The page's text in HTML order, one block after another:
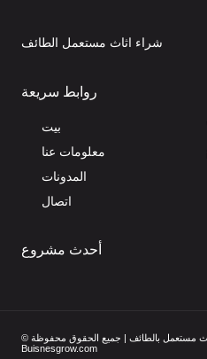
شراء اثاث مستعمل الطائف
روابط سريعة
بيت
معلومات عنا
المدونات
اتصال
أحدث مشروع
© شراء اثاث مستعمل بالطائف | جميع الحقوق محفوظة || Developed By
Buisnesgrow.com